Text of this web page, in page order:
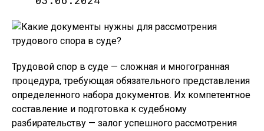
Трудовой спор в суде — сложная и многогранная
процедура, требующая обязательного представления
определенного набора документов. Их компетентное
составление и подготовка к судебному
разбирательству — залог успешного рассмотрения